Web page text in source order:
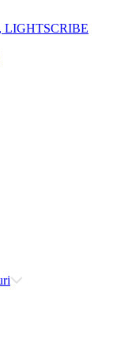
LIGHTSCRIBE